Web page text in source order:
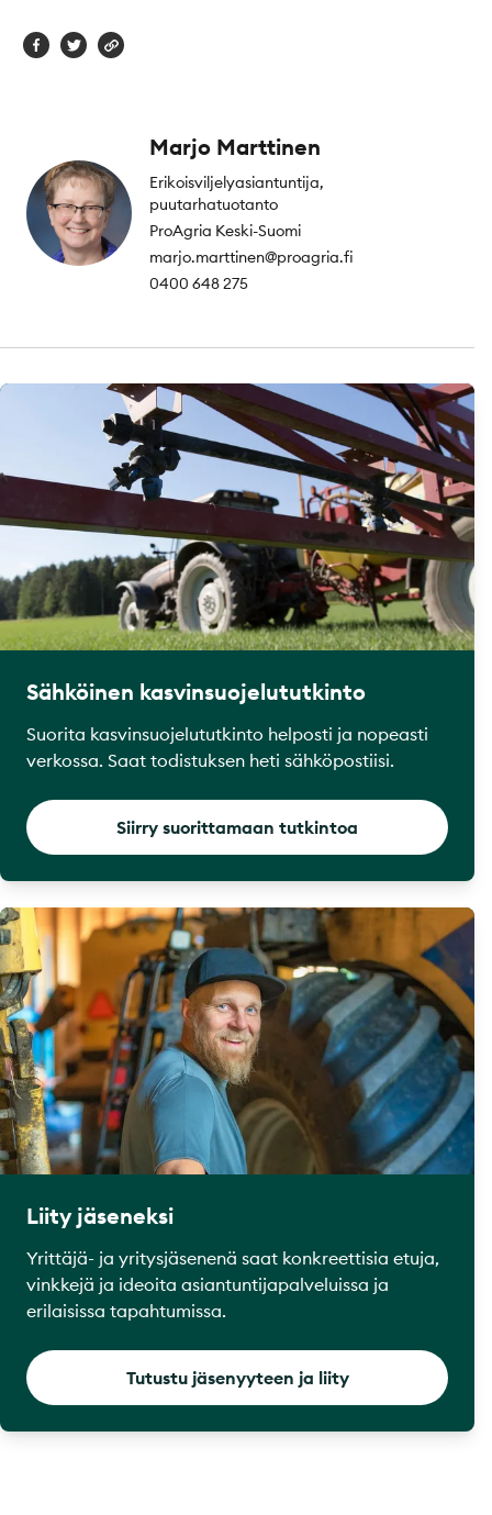
Marjo Marttinen
Erikoisviljelyasiantuntija,
puutarhatuotanto
ProAgria Keski-Suomi
marjo.marttinen@proagria.fi
0400 648 275
Sähköinen kasvinsuojelututkinto
Suorita kasvinsuojelututkinto helposti ja nopeasti
verkossa. Saat todistuksen heti sähköpostiisi.
Siirry suorittamaan tutkintoa
Liity jäseneksi
Yrittäjä- ja yritysjäsenenä saat konkreettisia etuja,
vinkkejä ja ideoita asiantuntijapalveluissa ja
erilaisissa tapahtumissa.
Tutustu jäsenyyteen ja liity